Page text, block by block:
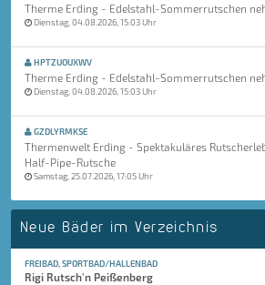
Therme Erding - Edelstahl-Sommerrutschen
Dienstag, 04.08.2026, 15:03 Uhr
HPTZUOUXWV
Therme Erding - Edelstahl-Sommerrutschen
Dienstag, 04.08.2026, 15:03 Uhr
GZDLYRMKSE
Thermenwelt Erding - Spektakuläres
Half-Pipe-Rutsche
Samstag, 25.07.2026, 17:05 Uhr
Neue Bäder im Verzeichnis
FREIBAD, SPORTBAD/HALLENBAD
Rigi Rutsch'n Peißenberg